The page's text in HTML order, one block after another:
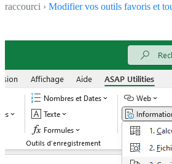
raccourci › Modifier vos outils favoris et